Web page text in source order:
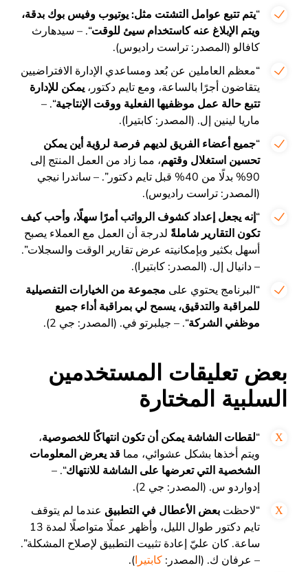
“يتم تتبع عوامل التشتت مثل: يوتيوب وفيس بوك بدقة،
ويتم الإبلاغ عنه كاستخدام سيئ للوقت“. – سيدهارث
كافالو (المصدر: تراست راديوس).
“معظم العاملين عن بُعد ومساعدي الإدارة الافتراضيين
يتقاضون أجرًا بالساعة، ومع تايم دكتور،يمكن للإدارة
تتبع حالة عمل موظفيها الفعلية ووقت الإنتاجية“. –
ماريا لينين إل. (المصدر: كابتيرا).
“جميع أعضاء الفريق لديهم فرصة لرؤية أين يمكن
تحسين استغلال وقتهم، مما زاد من العمل المنتج إلى
90% بدلًا من 40% قبل تايم دكتور”. – ساندرا نيجي
(المصدر: تراست راديوس).
“إنه يجعل إعداد كشوف الرواتب أمرًا سهلًا، وأحب كيف
تكون التقارير شاملةً لدرجة أن العمل مع العملاء يصبح
أسهل بكثير وبإمكانيته عرض تقارير الوقت والسجلات”.
– دانيال إل. (المصدر: كابتيرا).
“البرنامج يحتوي على مجموعة من الخيارات التفصيلية
للمراقبة والتدقيق، يسمح لي بمراقبة أداء جميع
موظفي الشركة“. – جيلبرتو في. (المصدر: جي 2).
بعض تعليقات المستخدمين
السلبية المختارة
“لقطات الشاشة يمكن أن تكون انتهاكًا للخصوصية،
ويتم أخذها بشكل عشوائي، مما قد يعرض المعلومات
الشخصية التي تعرضها على الشاشة للانتهاك“. –
إدواردو س. (المصدر: جي 2).
“لاحظت بعض الأعطال في التطبيق عندما لم يتوقف
تايم دكتور طوال الليل، وأظهر عملًا متواصلًا لمدة 13
ساعة. كان عليّ إعادة تثبيت التطبيق لإصلاح المشكلة”.
– عرفان ك. (المصدر: كابتيرا).